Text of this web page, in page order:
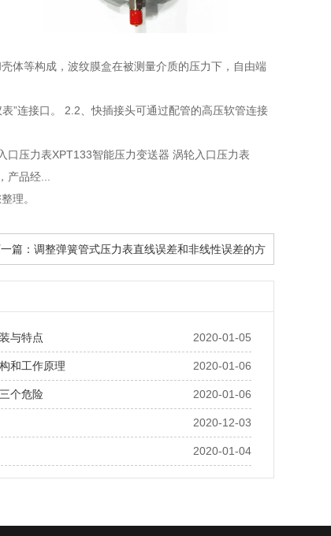
体等构成，波纹膜盒在被测量介质的压力下，自由端
”连接口。 2.2、快插接头可通过配管的高压软管连接
口压力表XPT133智能压力变送器 涡轮入口压力表
品经...
理。
篇： 调整弹簧管式压力表直线误差和非线性误差的方
2020-01-05
与特点
2020-01-06
和工作原理
2020-01-06
个危险
2020-12-03
2020-01-04